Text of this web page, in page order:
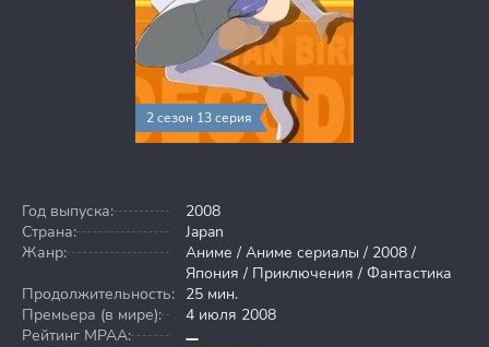
2 сезон 13 серия
Год выпуска:
2008
Страна:
Japan
Жанр:
Аниме / Аниме сериалы / 2008 /
Япония / Приключения / Фантастика
Продолжительность: 25 мин.
Премьера (в мире):
4 июля 2008
Рейтинг MPAA: